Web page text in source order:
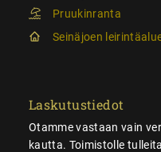
Pruukinranta
Seinäjoen
Laskutustiedot
Otamme vastaan vain
kautta. Toimistolle